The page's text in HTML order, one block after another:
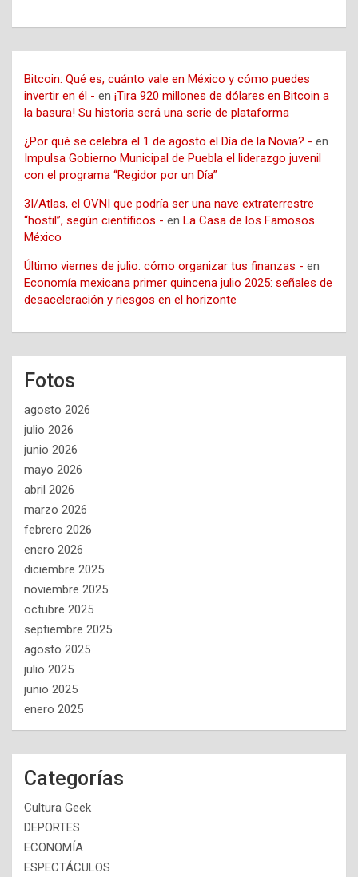
Bitcoin: Qué es, cuánto vale en México y cómo puedes
invertir en él - en ¡Tira 920 millones de dólares en Bitcoin a
la basura! Su historia será una serie de plataforma
¿Por qué se celebra el 1 de agosto el Día de la Novia? - en
Impulsa Gobierno Municipal de Puebla el liderazgo juvenil
con el programa “Regidor por un Día”
3I/Atlas, el OVNI que podría ser una nave extraterrestre
“hostil”, según científicos - en La Casa de los Famosos
México
Último viernes de julio: cómo organizar tus finanzas - en
Economía mexicana primer quincena julio 2025: señales de
desaceleración y riesgos en el horizonte
Fotos
agosto 2026
julio 2026
junio 2026
mayo 2026
abril 2026
marzo 2026
febrero 2026
enero 2026
diciembre 2025
noviembre 2025
octubre 2025
septiembre 2025
agosto 2025
julio 2025
junio 2025
enero 2025
Categorías
Cultura Geek
DEPORTES
ECONOMÍA
ESPECTÁCULOS